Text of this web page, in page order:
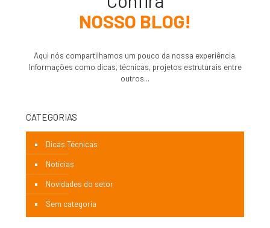
NOSSO BLOG!
Aqui nós compartilhamos um pouco da nossa experiência.
Informações como dicas, técnicas, projetos estruturais entre
outros...
CATEGORIAS
Dicas Técnicas
Notícias
Novidades do setor
Sem categoria